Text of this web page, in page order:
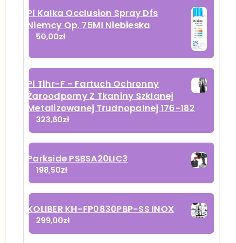
Pl Kalka Occlusion Spray Dfs
Niemcy Op. 75Ml Niebieska
50,00zł
Pl Tlhr-F - Fartuch Ochronny
Żaroodporny Z Tkaniny Szklanej
Metalizowanej Trudnopalnej 176-182
323,60zł
Parkside PSBSA20LIC3
198,50zł
KOLIBER KH-FP0830PBP-SS INOX
299,00zł